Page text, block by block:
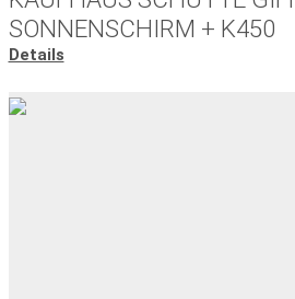
SONNENSCHIRM + K450
Details